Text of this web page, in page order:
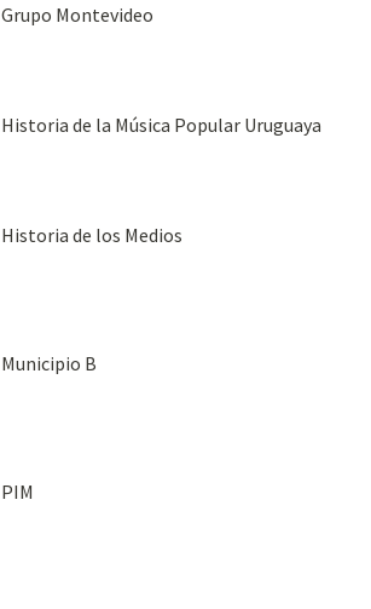
Grupo Montevideo
Historia de la Música Popular Uruguaya
Historia de los Medios
Municipio B
PIM